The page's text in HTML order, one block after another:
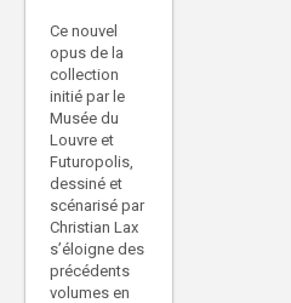
Ce nouvel
opus de la
collection
initié par le
Musée du
Louvre et
Futuropolis,
dessiné et
scénarisé par
Christian Lax
s’éloigne des
précédents
volumes en